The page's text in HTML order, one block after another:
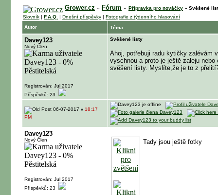
Grower.cz » Fórum » Přípravka pro nováčky » Svěšené
Slovník | F.A.Q. | Dnešní příspěvky | Fotografie z týdenního hlasování
Autor
Téma
Davey123
Nový Člen
Registrován: Jul 2017
Příspěvků: 23
Svěšené listy
Ahoj, potřebuji radu kytičky zalévám
vyschnou a proto je ještě zaleju
svěšení listy. Myslíte,že je to z
06-07-2017 v 18:17
PM
Davey123
Nový Člen
Registrován: Jul 2017
Příspěvků: 23
Tady jsou ještě fotky